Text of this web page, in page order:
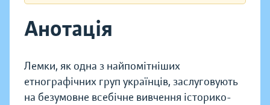
Анотація
Лемки, як одна з найпомітніших
етнографічних груп українців, заслуговують
на безумовне всебічне вивчення історико-